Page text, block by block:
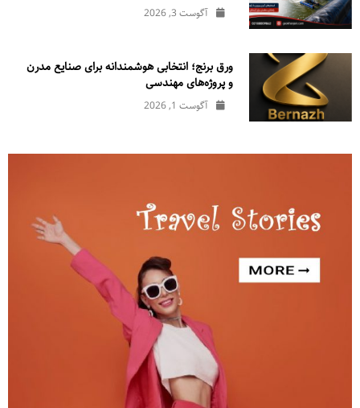
آگوست 3, 2026
ورق برنج؛ انتخابی هوشمندانه برای صنایع مدرن
و پروژه‌های مهندسی
آگوست 1, 2026